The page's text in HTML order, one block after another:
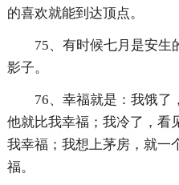
的喜欢就能到达顶点。
75、有时候七月是安生
影子。
76、幸福就是：我饿了
他就比我幸福；我冷了，看
我幸福；我想上茅房，就一
福。